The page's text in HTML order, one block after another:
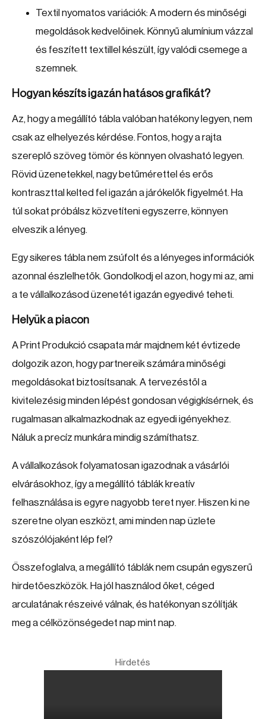
Textil nyomatos variációk: A modern és minőségi
megoldások kedvelőinek. Könnyű alumínium vázzal
és feszített textillel készült, így valódi csemege a
szemnek.
Hogyan készíts igazán hatásos grafikát?
Az, hogy a megállító tábla valóban hatékony legyen, nem
csak az elhelyezés kérdése. Fontos, hogy a rajta
szereplő szöveg tömör és könnyen olvasható legyen.
Rövid üzenetekkel, nagy betűmérettel és erős
kontraszttal kelted fel igazán a járókelők figyelmét. Ha
túl sokat próbálsz közvetíteni egyszerre, könnyen
elveszik a lényeg.
Egy sikeres tábla nem zsúfolt és a lényeges információk
azonnal észlelhetők. Gondolkodj el azon, hogy mi az, ami
a te vállalkozásod üzenetét igazán egyedivé teheti.
Helyük a piacon
A Print Produkció csapata már majdnem két évtizede
dolgozik azon, hogy partnereik számára minőségi
megoldásokat biztosítsanak. A tervezéstől a
kivitelezésig minden lépést gondosan végigkísérnek, és
rugalmasan alkalmazkodnak az egyedi igényekhez.
Náluk a precíz munkára mindig számíthatsz.
A vállalkozások folyamatosan igazodnak a vásárlói
elvárásokhoz, így a megállító táblák kreatív
felhasználása is egyre nagyobb teret nyer. Hiszen ki ne
szeretne olyan eszközt, ami minden nap üzlete
szószólójaként lép fel?
Összefoglalva, a megállító táblák nem csupán egyszerű
hirdetőeszközök. Ha jól használod őket, céged
arculatának részeivé válnak, és hatékonyan szólítják
meg a célközönségedet nap mint nap.
Hirdetés